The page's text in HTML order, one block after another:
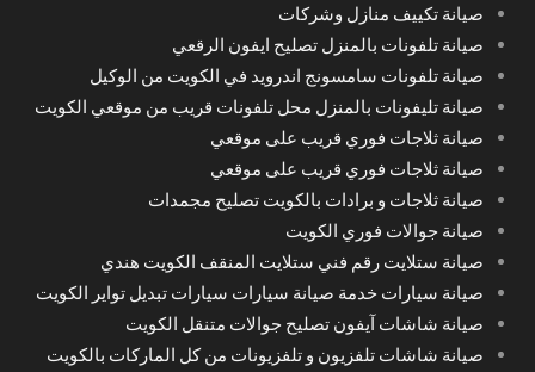
صيانة تكييف منازل وشركات
صيانة تلفونات بالمنزل تصليح ايفون الرقعي
صيانة تلفونات سامسونج اندرويد في الكويت من الوكيل
صيانة تليفونات بالمنزل محل تلفونات قريب من موقعي الكويت
صيانة ثلاجات فوري قريب على موقعي
صيانة ثلاجات فوري قريب على موقعي
صيانة ثلاجات و برادات بالكويت تصليح مجمدات
صيانة جوالات فوري الكويت
صيانة ستلايت رقم فني ستلايت المنقف الكويت هندي
صيانة سيارات خدمة صيانة سيارات سيارات تبديل تواير الكويت
صيانة شاشات آيفون تصليح جوالات متنقل الكويت
صيانة شاشات تلفزيون و تلفزيونات من كل الماركات بالكويت